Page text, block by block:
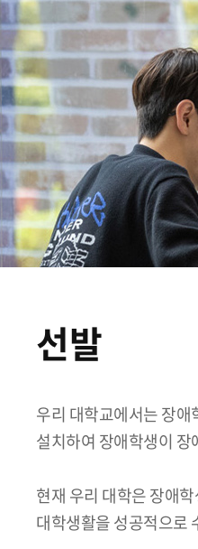
선발
우리 대학교에서는 장
설치하여 장애학생이
현재 우리 대학은 장애
대학생활을 성공적으로